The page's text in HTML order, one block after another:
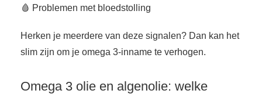
🩸 Problemen met bloedstolling
Herken je meerdere van deze signalen? Dan kan het
slim zijn om je omega 3-inname te verhogen.
Omega 3 olie en algenolie: welke